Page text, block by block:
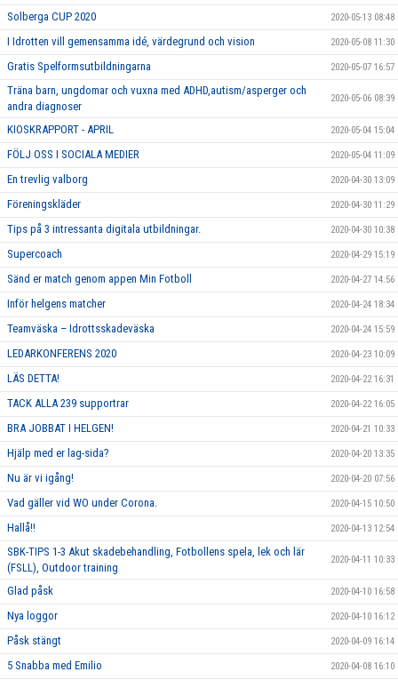
Solberga CUP 2020 2020-05-13 08:48
I Idrotten vill gemensamma idé, värdegrund och vision 2020-05-08 11:30
Gratis Spelformsutbildningarna 2020-05-07 16:57
Träna barn, ungdomar och vuxna med ADHD,autism/asperger och
andra diagnoser
2020-05-06 08:39
KIOSKRAPPORT - APRIL 2020-05-04 15:04
FÖLJ OSS I SOCIALA MEDIER 2020-05-04 11:09
En trevlig valborg 2020-04-30 13:09
Föreningskläder 2020-04-30 11:29
Tips på 3 intressanta digitala utbildningar. 2020-04-30 10:38
Supercoach 2020-04-29 15:19
Sänd er match genom appen Min Fotboll 2020-04-27 14:56
Inför helgens matcher 2020-04-24 18:34
Teamväska – Idrottsskadeväska 2020-04-24 15:59
LEDARKONFERENS 2020 2020-04-23 10:09
LÄS DETTA! 2020-04-22 16:31
TACK ALLA 239 supportrar 2020-04-22 16:05
BRA JOBBAT I HELGEN! 2020-04-21 10:33
Hjälp med er lag-sida? 2020-04-20 13:35
Nu är vi igång! 2020-04-20 07:56
Vad gäller vid WO under Corona. 2020-04-15 10:50
Hallå!! 2020-04-13 12:54
SBK-TIPS 1-3 Akut skadebehandling, Fotbollens spela, lek och lär
(FSLL), Outdoor training
2020-04-11 10:33
Glad påsk 2020-04-10 16:58
Nya loggor 2020-04-10 16:12
Påsk stängt 2020-04-09 16:14
5 Snabba med Emilio 2020-04-08 16:10